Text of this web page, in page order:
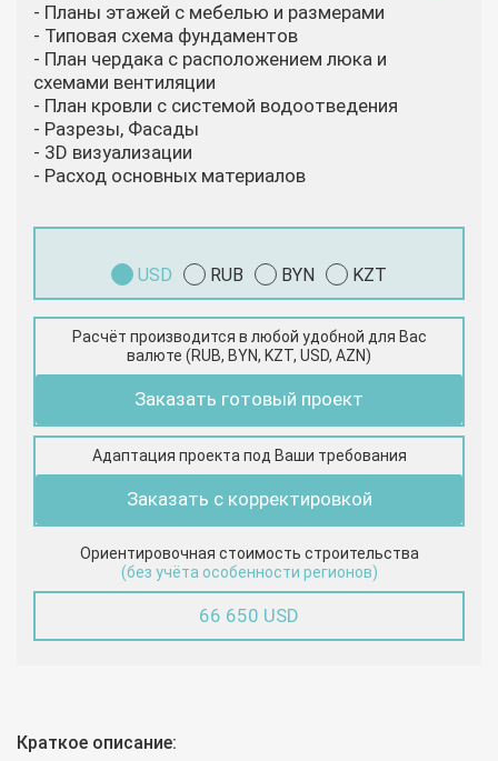
- Планы этажей с мебелью и размерами
- Типовая схема фундаментов
- План чердака с расположением люка и
схемами вентиляции
- План кровли с системой водоотведения
- Разрезы, Фасады
- 3D визуализации
- Расход основных материалов
USD RUB BYN KZT
Расчёт производится в любой удобной для Вас
валюте (RUB, BYN, KZT, USD, AZN)
Заказать готовый проект
Адаптация проекта под Ваши требования
Заказать с корректировкой
Ориентировочная стоимость строительства
(без учёта особенности регионов)
66 650 USD
Краткое описание: